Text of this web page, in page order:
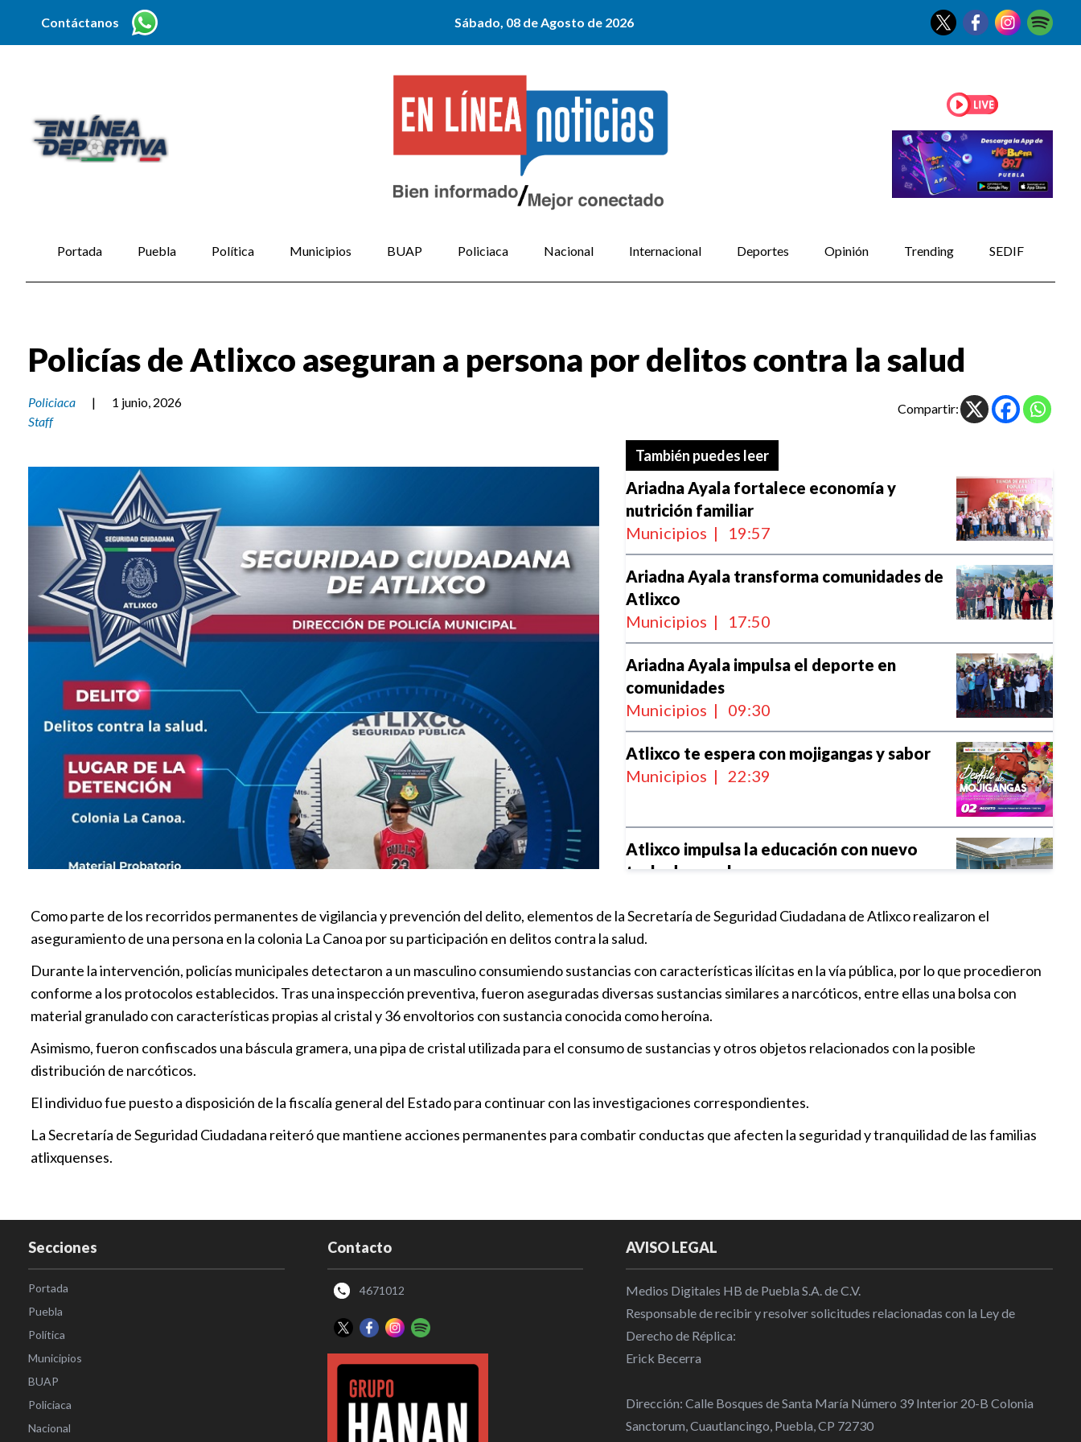
Contáctanos Sábado, 08 de Agosto de 2026
Portada Puebla Política Municipios BUAP Policiaca Nacional Internacional Deportes Opinión Trending SEDIF
Policías de Atlixco aseguran a persona por delitos contra la salud
Policiaca |
1 junio, 2026
Staff
Compartir:
También puedes leer
Ariadna Ayala fortalece economía y
nutrición familiar
Municipios | 19:57
Ariadna Ayala transforma comunidades de
Atlixco
Municipios | 17:50
Ariadna Ayala impulsa el deporte en
comunidades
Municipios | 09:30
Atlixco te espera con mojigangas y sabor
Municipios | 22:39
Atlixco impulsa la educación con nuevo
techado escolar
Atlixco alberga Campeonato Infantil de
Tenis 2026
Municipios | 22:02
Popular
busca del tesoro perdido”
Ariadna Ayala presentó la Guía del Chile en
Nogada
Municipios | 20:53
Como parte de los recorridos permanentes de vigilancia y prevención del delito, elementos de la Secretaría de Seguridad Ciudadana de Atlixco realizaron el
aseguramiento de una persona en la colonia La Canoa por su participación en delitos contra la salud.
Durante la intervención, policías municipales detectaron a un masculino consumiendo sustancias con características ilícitas en la vía pública, por lo que procedieron
conforme a los protocolos establecidos. Tras una inspección preventiva, fueron aseguradas diversas sustancias similares a narcóticos, entre ellas una bolsa con
material granulado con características propias al cristal y 36 envoltorios con sustancia conocida como heroína.
Asimismo, fueron confiscados una báscula gramera, una pipa de cristal utilizada para el consumo de sustancias y otros objetos relacionados con la posible
distribución de narcóticos.
El individuo fue puesto a disposición de la fiscalía general del Estado para continuar con las investigaciones correspondientes.
La Secretaría de Seguridad Ciudadana reiteró que mantiene acciones permanentes para combatir conductas que afecten la seguridad y tranquilidad de las familias
atlixquenses.
Secciones
Portada
Puebla
Política
Municipios
BUAP
Policiaca
Nacional
Contacto
4671012
AVISO LEGAL
Medios Digitales HB de Puebla S.A. de C.V.
Responsable de recibir y resolver solicitudes relacionadas con la Ley de
Derecho de Réplica:
Erick Becerra
Dirección: Calle Bosques de Santa María Número 39 Interior 20-B Colonia
Sanctorum, Cuautlancingo, Puebla, CP 72730